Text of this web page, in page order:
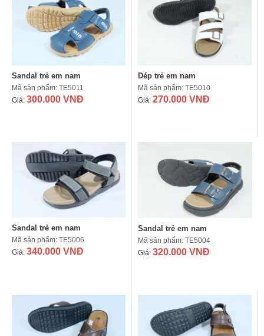
Sandal trẻ em nam
Mã sản phẩm: TE5011
Giá: 300.000 VNĐ
Dép trẻ em nam
Mã sản phẩm: TE5010
Giá: 270.000 VNĐ
Sandal trẻ em nam
Mã sản phẩm: TE5006
Giá: 340.000 VNĐ
Sandal trẻ em nam
Mã sản phẩm: TE5004
Giá: 320.000 VNĐ